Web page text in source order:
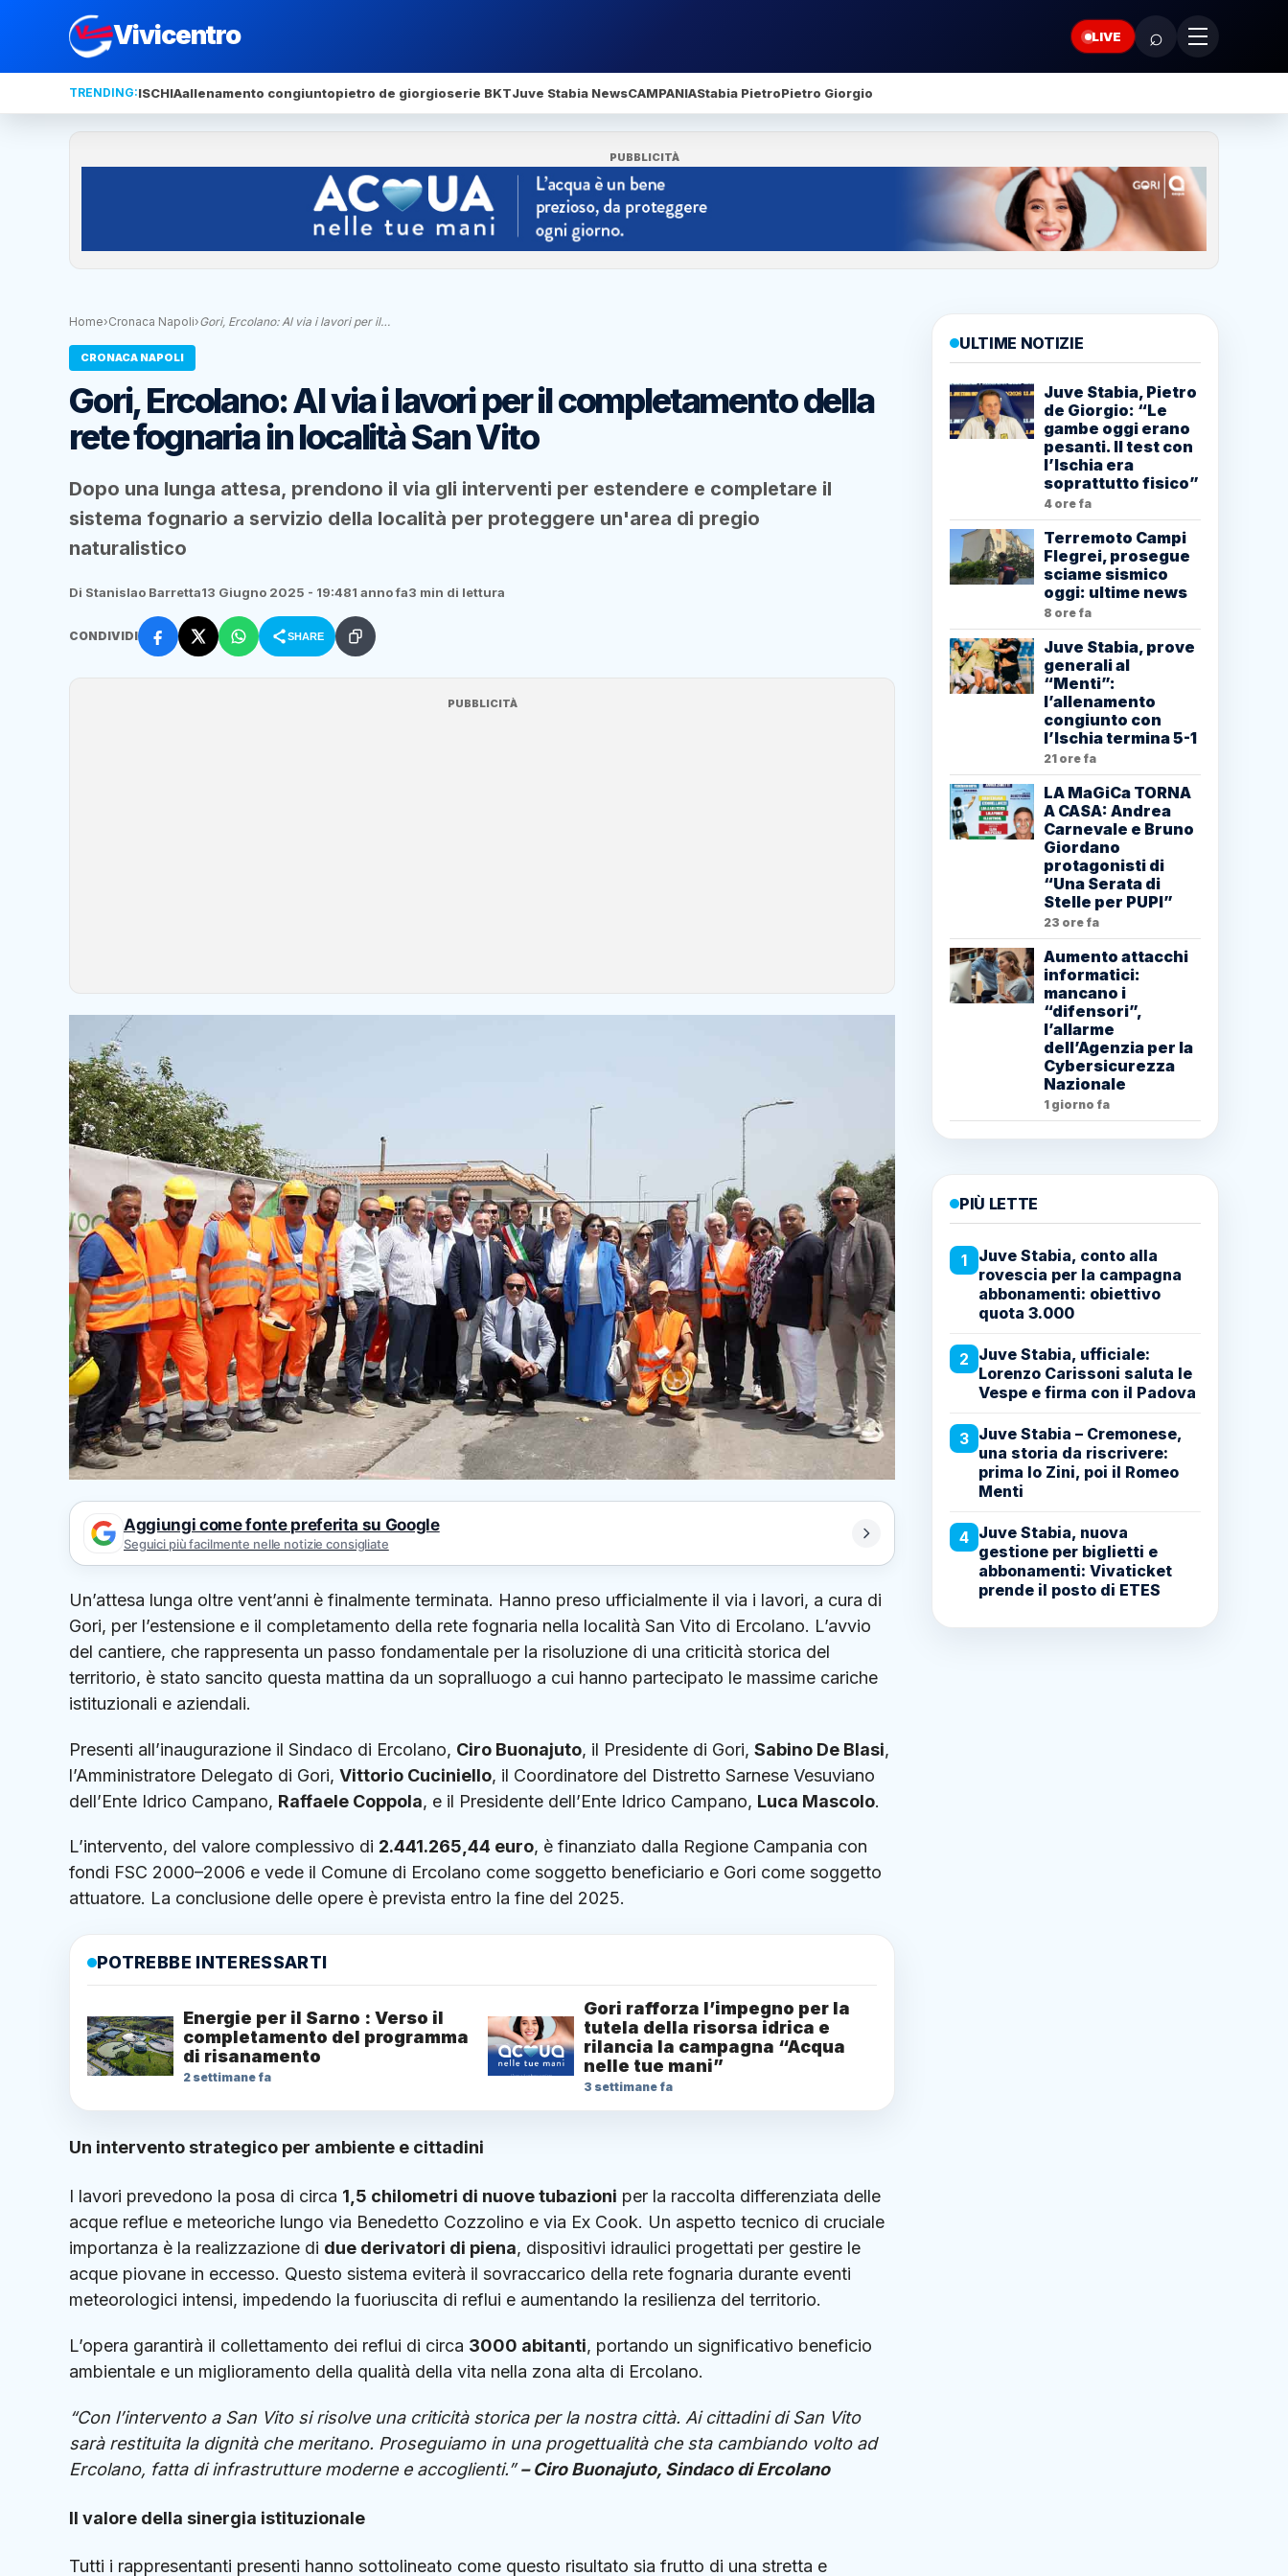
Vivicentro LIVE ⌕
TRENDING:ISCHIAallenamento congiuntopietro de giorgioserie BKTJuve Stabia NewsCAMPANIAStabia PietroPietro Giorgio
PUBBLICITÀ
Home›Cronaca Napoli›Gori, Ercolano: Al via i lavori per il…
CRONACA NAPOLI
Gori, Ercolano: Al via i lavori per il completamento della
rete fognaria in località San Vito
Dopo una lunga attesa, prendono il via gli interventi per estendere e completare il
sistema fognario a servizio della località per proteggere un'area di pregio
naturalistico
Di Stanislao Barretta13 Giugno 2025 - 19:481 anno fa3 min di lettura
CONDIVIDI SHARE
PUBBLICITÀ
Aggiungi come fonte preferita su Google
Seguici più facilmente nelle notizie consigliate
Un’attesa lunga oltre vent’anni è finalmente terminata. Hanno preso ufficialmente il via i lavori, a cura di
Gori, per l’estensione e il completamento della rete fognaria nella località San Vito di Ercolano. L’avvio
del cantiere, che rappresenta un passo fondamentale per la risoluzione di una criticità storica del
territorio, è stato sancito questa mattina da un sopralluogo a cui hanno partecipato le massime cariche
istituzionali e aziendali.
Presenti all’inaugurazione il Sindaco di Ercolano, Ciro Buonajuto, il Presidente di Gori, Sabino De Blasi,
l’Amministratore Delegato di Gori, Vittorio Cuciniello, il Coordinatore del Distretto Sarnese Vesuviano
dell’Ente Idrico Campano, Raffaele Coppola, e il Presidente dell’Ente Idrico Campano, Luca Mascolo.
L’intervento, del valore complessivo di 2.441.265,44 euro, è finanziato dalla Regione Campania con
fondi FSC 2000–2006 e vede il Comune di Ercolano come soggetto beneficiario e Gori come soggetto
attuatore. La conclusione delle opere è prevista entro la fine del 2025.
POTREBBE INTERESSARTI
Energie per il Sarno : Verso il
completamento del programma
di risanamento
2 settimane fa
Gori rafforza l’impegno per la
tutela della risorsa idrica e
rilancia la campagna “Acqua
nelle tue mani”
3 settimane fa
Un intervento strategico per ambiente e cittadini
I lavori prevedono la posa di circa 1,5 chilometri di nuove tubazioni per la raccolta differenziata delle
acque reflue e meteoriche lungo via Benedetto Cozzolino e via Ex Cook. Un aspetto tecnico di cruciale
importanza è la realizzazione di due derivatori di piena, dispositivi idraulici progettati per gestire le
acque piovane in eccesso. Questo sistema eviterà il sovraccarico della rete fognaria durante eventi
meteorologici intensi, impedendo la fuoriuscita di reflui e aumentando la resilienza del territorio.
L’opera garantirà il collettamento dei reflui di circa 3000 abitanti, portando un significativo beneficio
ambientale e un miglioramento della qualità della vita nella zona alta di Ercolano.
“Con l’intervento a San Vito si risolve una criticità storica per la nostra città. Ai cittadini di San Vito
sarà restituita la dignità che meritano. Proseguiamo in una progettualità che sta cambiando volto ad
Ercolano, fatta di infrastrutture moderne e accoglienti.”– Ciro Buonajuto, Sindaco di Ercolano
Il valore della sinergia istituzionale
Tutti i rappresentanti presenti hanno sottolineato come questo risultato sia frutto di una stretta e
ULTIME NOTIZIE
Juve Stabia, Pietro
de Giorgio: “Le
gambe oggi erano
pesanti. Il test con
l’Ischia era
soprattutto fisico”
4 ore fa
Terremoto Campi
Flegrei, prosegue
sciame sismico
oggi: ultime news
8 ore fa
Juve Stabia, prove
generali al
“Menti”:
l’allenamento
congiunto con
l’Ischia termina 5-1
21 ore fa
LA MaGiCa TORNA
A CASA: Andrea
Carnevale e Bruno
Giordano
protagonisti di
“Una Serata di
Stelle per PUPI”
23 ore fa
Aumento attacchi
informatici:
mancano i
“difensori”,
l’allarme
dell’Agenzia per la
Cybersicurezza
Nazionale
1 giorno fa
PIÙ LETTE
1
Juve Stabia, conto alla
rovescia per la campagna
abbonamenti: obiettivo
quota 3.000
2 Juve Stabia, ufficiale:
Lorenzo Carissoni saluta le
Vespe e firma con il Padova
3 Juve Stabia – Cremonese,
una storia da riscrivere:
prima lo Zini, poi il Romeo
Menti
4 Juve Stabia, nuova
gestione per biglietti e
abbonamenti: Vivaticket
prende il posto di ETES